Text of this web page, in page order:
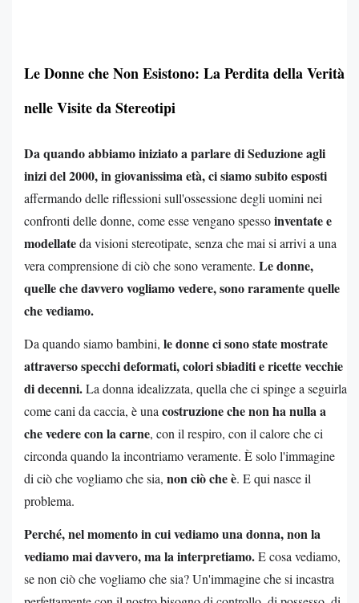
Le Donne che Non Esistono: La Perdita della Verità
nelle Visite da Stereotipi
Da quando abbiamo iniziato a parlare di Seduzione agli
inizi del 2000, in giovanissima età, ci siamo subito esposti
affermando delle riflessioni sull'ossessione degli uomini nei
confronti delle donne, come esse vengano spessoinventate e
modellateda visioni stereotipate, senza che mai si arrivi a una
vera comprensione di ciò che sono veramente. Le donne,
quelle che davvero vogliamo vedere, sono raramente quelle
che vediamo.
Da quando siamo bambini, le donne ci sono state mostrate
attraverso specchi deformati, colori sbiaditi e ricette vecchie
di decenni.La donna idealizzata, quella che ci spinge a seguirla
come cani da caccia, è una costruzione che non ha nulla a
che vedere con la carne, con il respiro, con il calore che ci
circonda quando la incontriamo veramente. È solo l'immagine
di ciò che vogliamo che sia, non ciò che è. E qui nasce il
problema.
Perché, nel momento in cui vediamo una donna, non la
vediamo mai davvero, ma la interpretiamo.E cosa vediamo,
se non ciò che vogliamo che sia? Un'immagine che si incastra